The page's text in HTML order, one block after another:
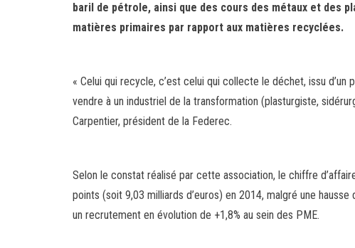
baril de pétrole, ainsi que des cours des métaux et des
matières primaires par rapport aux matières recyclées.
« Celui qui recycle, c’est celui qui collecte le déchet, issu
vendre à un industriel de la transformation (plasturgiste,
Carpentier, président de la Federec.
Selon le constat réalisé par cette association, le chiffre
points (soit 9,03 milliards d’euros) en 2014, malgré une
un recrutement en évolution de +1,8% au sein des PME.